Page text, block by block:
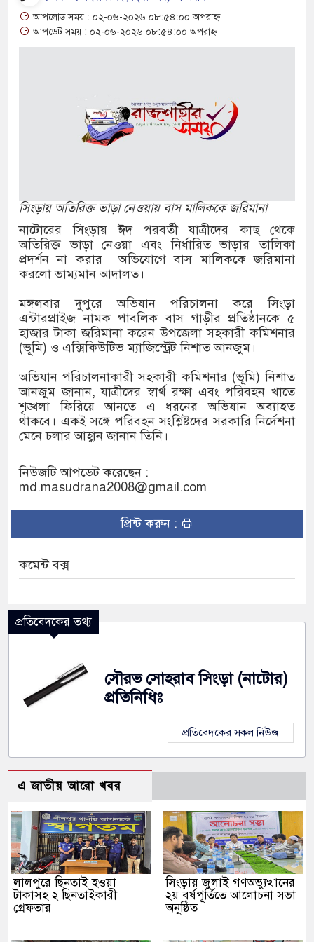
থেকে অজ্ঞাত যুবকের মরদেহ উদ্ধার
পৃথক অভিযানে ১৫৬ বোতল ভারতীয়
বছরের শিশুকে ধর্ষণের অভিযোগে
অভিনব কৌশলে লুকানো সোয়া কোটি
রেকর্ড গড়ে মেসির জোড়া গোল, বড় জয়
ব্যাটেই জবাব, অস্ট্রেলিয়ার বিপক্ষে মিরাজের
জন্য আন্তর্জাতিক মানের জাতীয়
করবে সরকার
আপলোড সময় : ০২-০৬-২০২৬ ০৮:৫৪:০০ অপরাহ্ন
আপডেট সময় : ০২-০৬-২০২৬ ০৮:৫৪:০০ অপরাহ্ন
সিংড়ায় অতিরিক্ত ভাড়া নেওয়ায় বাস মালিককে জরিমানা
নাটোরের সিংড়ায় ঈদ পরবর্তী যাত্রীদের কাছ থেকে
অতিরিক্ত ভাড়া নেওয়া এবং নির্ধারিত ভাড়ার তালিকা
প্রদর্শন না করার অভিযোগে বাস মালিককে জরিমানা
করলো ভাম্যমান আদালত।
মঙ্গলবার দুপুরে অভিযান পরিচালনা করে সিংড়া
এন্টারপ্রাইজ নামক পাবলিক বাস গাড়ীর প্রতিষ্ঠানকে ৫
হাজার টাকা জরিমানা করেন উপজেলা সহকারী কমিশনার
(ভূমি) ও এক্সিকিউটিভ ম্যাজিস্ট্রেট নিশাত আনজুম।
অভিযান পরিচালনাকারী সহকারী কমিশনার (ভূমি) নিশাত
আনজুম জানান, যাত্রীদের স্বার্থ রক্ষা এবং পরিবহন খাতে
শৃঙ্খলা ফিরিয়ে আনতে এ ধরনের অভিযান অব্যাহত
থাকবে। একই সঙ্গে পরিবহন সংশ্লিষ্টদের সরকারি নির্দেশনা
মেনে চলার আহ্বান জানান তিনি।
নিউজটি আপডেট করেছেন :
md.masudrana2008@gmail.com
প্রিন্ট করুন :
কমেন্ট বক্স
প্রতিবেদকের তথ্য
সৌরভ সোহরাব সিংড়া (নাটোর)
প্রতিনিধিঃ
প্রতিবেদকের সকল নিউজ
এ জাতীয় আরো খবর
লালপুরে ছিনতাই হওয়া
টাকাসহ ২ ছিনতাইকারী
গ্রেফতার
সিংড়ায় জুলাই গণঅভ্যুত্থানের
২য় বর্ষপূর্তিতে আলোচনা সভা
অনুষ্ঠিত